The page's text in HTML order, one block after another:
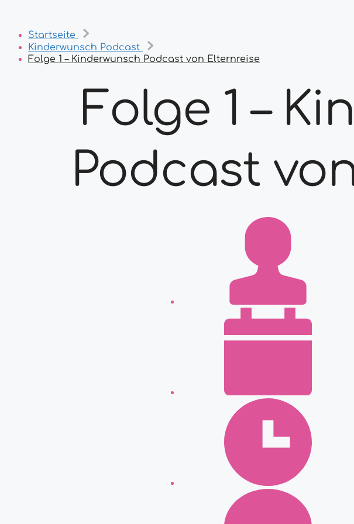
Startseite
Kinderwunsch Podcast
Folge 1 – Kinderwunsch Podcast von Elternreise
Folge 1 –
Podcast